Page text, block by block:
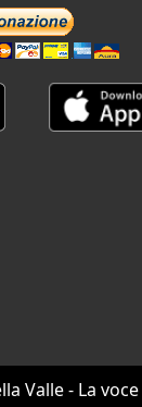
Valle - La